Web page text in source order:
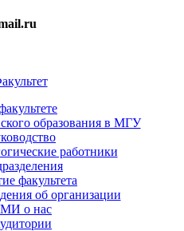
образования в МГУ
работники
факультета
об организации
о нас